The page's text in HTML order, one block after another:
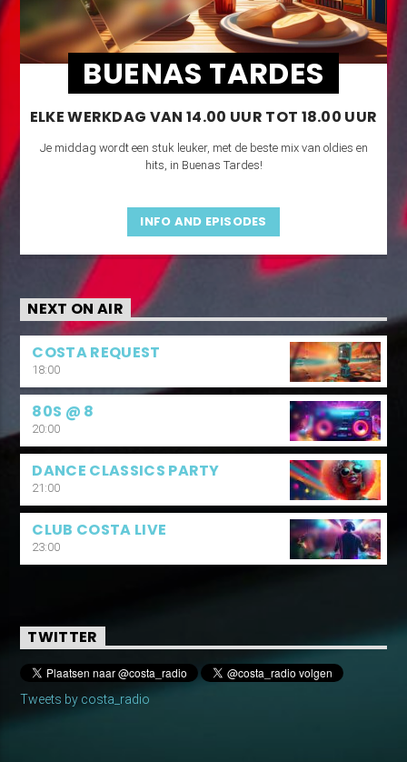
BUENAS TARDES
ELKE WERKDAG VAN 14.00 UUR TOT 18.00 UUR
Je middag wordt een stuk leuker, met de beste mix van oldies en
hits, in Buenas Tardes!
INFO AND EPISODES
NEXT ON AIR
COSTA REQUEST
18:00
80S @ 8
20:00
DANCE CLASSICS PARTY
21:00
CLUB COSTA LIVE
23:00
TWITTER
Tweets by costa_radio